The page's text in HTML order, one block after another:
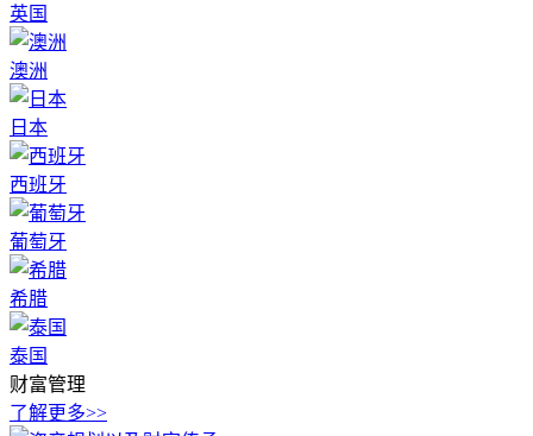
英国
澳洲
日本
西班牙
葡萄牙
希腊
泰国
财富管理
了解更多>>